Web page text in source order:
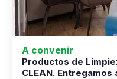
A convenir
Productos de
CLEAN. Entregamos